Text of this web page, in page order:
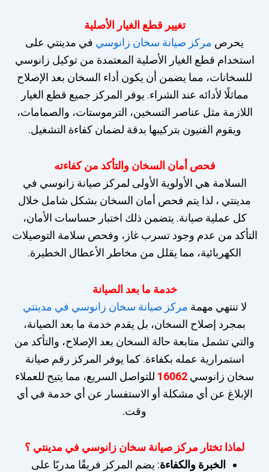
تغيير قطع الغيار الأصلية
يحرص مركز صيانة سخان زانوسي في مدينتي على
استخدام قطع الغيار الأصلية المعتمدة من توكيل زانوسي
للسخانات، مما يضمن أن يكون أداء السخان بعد الإصلاح
مماثلًا لأدائه عند الشراء. يوفر المركز جميع قطع الغيار
اللازمة مثل عناصر التسخين، الترموستات، والصمامات،
ويقوم الفنيون بتركيبها بدقة لضمان كفاءة التشغيل.
فحص أمان السخان والتأكد من كفاءته
السلامة هي الأولوية الأولى لمركز صيانة زانوسي في
مدينتي ، لذا يتم فحص أمان السخان بشكل شامل خلال
كل عملية صيانة. يتضمن ذلك اختبار حساسات الأمان،
التأكد من عدم وجود تسرب غاز، وفحص سلامة التوصيلات
الكهربائية، مما يقلل من مخاطر الأعطال الخطيرة.
خدمة ما بعد الصيانة
لا تنتهي مهمة مركز صيانة سخان زانوسي في مدينتي
بمجرد إصلاح السخان، بل يقدم خدمة ما بعد الصيانة،
والتي تشمل متابعة حالة السخان بعد الإصلاح، والتأكد من
استمرارية عمله بكفاءة. كما يوفر المركز رقم صيانة
سخان زانوسي 16062 للتواصل السريع، مما يتيح للعملاء
الإبلاغ عن أي مشكلة أو الاستفسار عن أي خدمة في أي
وقت.
لماذا تختار مركز صيانة سخان زانوسي في مدينتي ؟
الخبرة والكفاءة: يضم المركز فريقًا مدربًا على